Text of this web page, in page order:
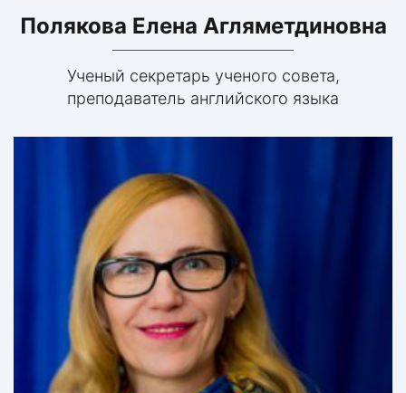
Полякова Елена Агляметдиновна
Ученый секретарь ученого совета,
преподаватель английского языка